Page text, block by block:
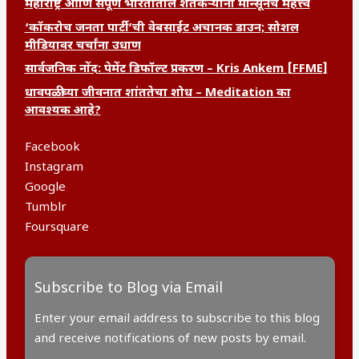
महाराष्ट्र आणि संपूर्ण भारतातील शेतकऱ्यांना मान्सूनचे महत्त्व
‘कॉकरोच जनता पार्टी’ची वेबसाईट अचानक डाउन; सोशल
मीडियावर चर्चांना उधाण
सार्वजनिक नोंद: पेमेंट डिफॉल्ट प्रकरण – Kris Ankem [FFME]
धावपळीच्या जीवनात शांततेचा शोध – Meditation का
आवश्यक आहे?
Facebook
Instagram
Google
Tumblr
Foursquare
Subscribe to Blog via Email
Enter your email address to subscribe to this blog
and receive notifications of new posts by email.